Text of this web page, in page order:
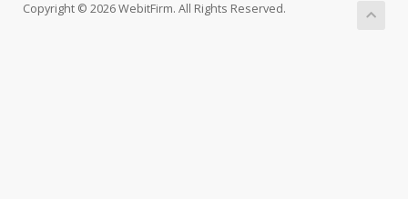
Copyright © 2026 WebitFirm. All Rights Reserved.